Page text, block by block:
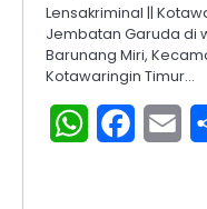
Lensakriminal ||
Jembatan Garuda di
Barunang Miri,
Kotawaringin Timur…
WhatsApp